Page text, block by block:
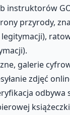
instruktorów
przyrody,
galerie
zdjęć
odbywa